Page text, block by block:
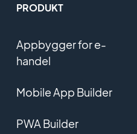
PRODUKT
Appbygger for e-
handel
Mobile App Builder
PWA Builder